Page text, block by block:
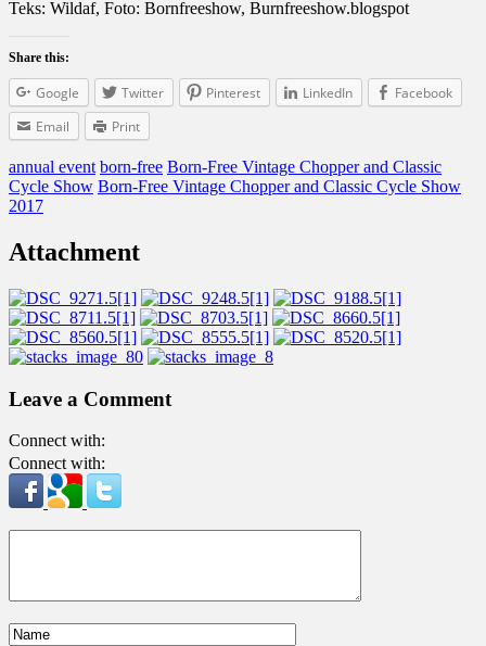
Teks: Wildaf, Foto: Bornfreeshow, Burnfreeshow.blogspot
Share this:
Google Twitter Pinterest LinkedIn
Facebook
Email
Print
annual event born-free Born-Free Vintage Chopper and Classic
Cycle Show Born-Free Vintage Chopper and Classic Cycle Show
2017
Attachment
Leave a Comment
Connect with:
Connect with: